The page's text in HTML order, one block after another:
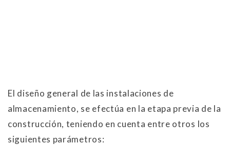
El diseño general de las instalaciones de
almacenamiento, se efectúa en la etapa previa de la
construcción, teniendo en cuenta entre otros los
siguientes parámetros: